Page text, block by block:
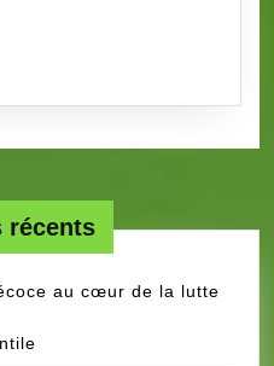
récents
au cœur de la lutte